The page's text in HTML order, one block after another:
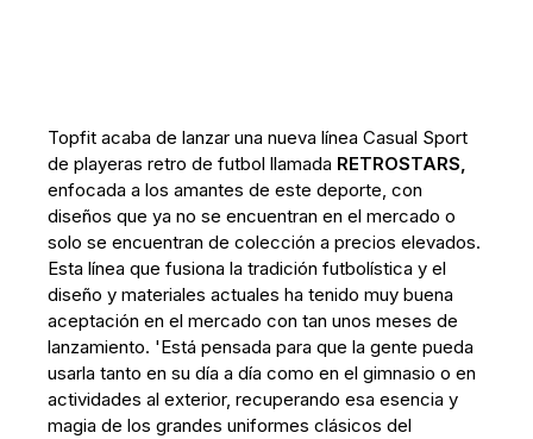
Topfit acaba de lanzar una nueva línea Casual Sport
de playeras retro de futbol llamada RETROSTARS,
enfocada a los amantes de este deporte, con
diseños que ya no se encuentran en el mercado o
solo se encuentran de colección a precios elevados.
Esta línea que fusiona la tradición futbolística y el
diseño y materiales actuales ha tenido muy buena
aceptación en el mercado con tan unos meses de
lanzamiento. 'Está pensada para que la gente pueda
usarla tanto en su día a día como en el gimnasio o en
actividades al exterior, recuperando esa esencia y
magia de los grandes uniformes clásicos del